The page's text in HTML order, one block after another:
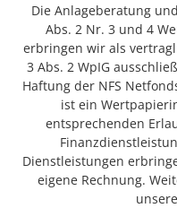
Die Anlageberatung
Abs. 2 Nr. 3 und 4
erbringen wir als
3 Abs. 2 WpIG
Haftung der NFS
ist ein
entsprechenden
Dienstleistungen
eigene Rechnung.